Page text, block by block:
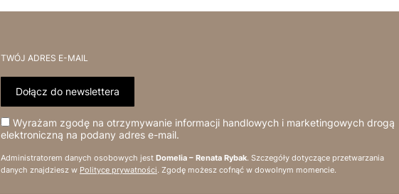
TWÓJ ADRES E-MAIL
Dołącz do newslettera
Wyrażam zgodę na otrzymywanie informacji handlowych i marketingowych drogą
elektroniczną na podany adres e-mail.
Administratorem danych osobowych jest Domelia – Renata Rybak. Szczegóły dotyczące przetwarzania
danych znajdziesz w Polityce prywatności. Zgodę możesz cofnąć w dowolnym momencie.